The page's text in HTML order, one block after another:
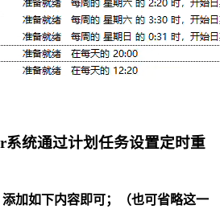
系统通过计划任务设置定时重
加如下内容即可；（也可省略这一